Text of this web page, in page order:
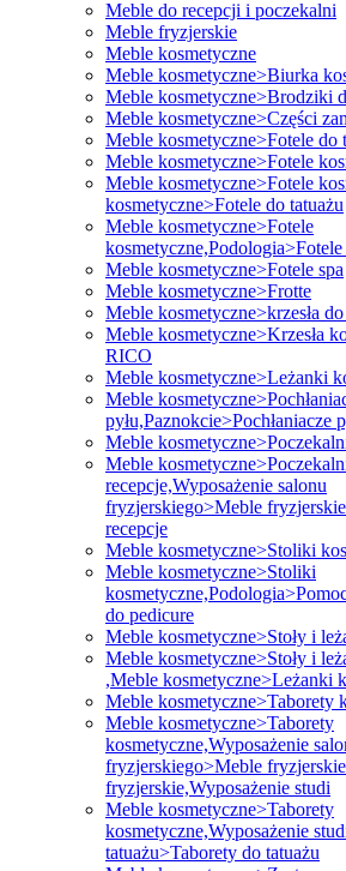
Meble do recepcji i poczekalni
Meble fryzjerskie
Meble kosmetyczne
Meble kosmetyczne>Biurka
Meble kosmetyczne>Brodziki
Meble kosmetyczne>Części
Meble kosmetyczne>Fotele do
Meble kosmetyczne>Fotele
Meble kosmetyczne>Fotele
kosmetyczne>Fotele do tatuażu
Meble kosmetyczne>Fotele
Meble kosmetyczne>Fotele spa
Meble kosmetyczne>Frotte
Meble kosmetyczne>krzesła
Meble kosmetyczne>Krzesła
RICO
Meble kosmetyczne>Leżanki
Meble
pyłu,Paznokcie>Pochłaniacze
Meble
Meble
recepcje,Wyposażenie salonu
fryzjerskiego>Meble
recepcje
Meble kosmetyczne>Stoliki
Meble kosmetyczne>Stoliki
do pedicure
Meble kosmetyczne>Stoły i
Meble kosmetyczne>Stoły i
,Meble kosmetyczne>Leżanki
Meble kosmetyczne>Taborety
Meble kosmetyczne>Taborety
kosmetyczne,Wyposażenie
fryzjerskiego>Meble
fryzjerskie,Wyposażenie studi
Meble kosmetyczne>Taborety
kosmetyczne,Wyposażenie
tatuażu>Taborety do tatuażu